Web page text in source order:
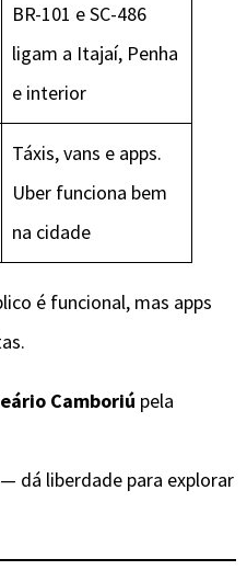
BR-101 e SC-486
ligam a Itajaí, Penha
e interior
Táxis, vans e apps.
Uber funciona bem
na cidade
é funcional, mas apps
Camboriú pela
dá liberdade para explorar